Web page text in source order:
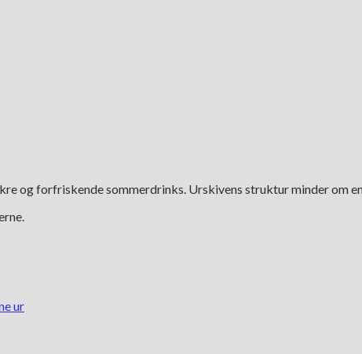
og forfriskende sommerdrinks. Urskivens struktur minder om
ur